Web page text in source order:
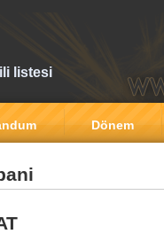
listesi
Dönem